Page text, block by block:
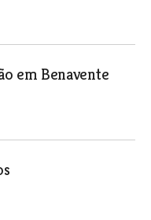
em Benavente